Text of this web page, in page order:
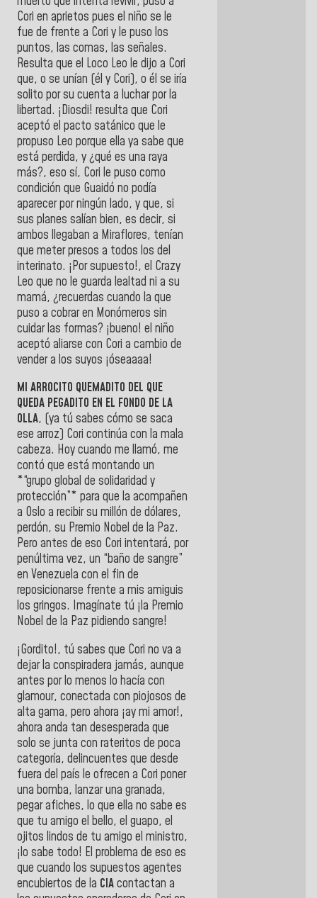
Cori en aprietos pues el niño se le
fue de frente a Cori y le puso los
puntos, las comas, las señales.
Resulta que el Loco Leo le dijo a Cori
que, o se unían (él y Cori), o él se iría
solito por su cuenta a luchar por la
libertad. ¡Diosdi! resulta que Cori
aceptó el pacto satánico que le
propuso Leo porque ella ya sabe que
está perdida, y ¿qué es una raya
más?, eso sí, Cori le puso como
condición que Guaidó no podía
aparecer por ningún lado, y que, si
sus planes salían bien, es decir, si
ambos llegaban a Miraflores, tenían
que meter presos a todos los del
interinato. ¡Por supuesto!, el Crazy
Leo que no le guarda lealtad ni a su
mamá, ¿recuerdas cuando la que
puso a cobrar en Monómeros sin
cuidar las formas? ¡bueno! el niño
aceptó aliarse con Cori a cambio de
vender a los suyos ¡óseaaaa!
MI ARROCITO QUEMADITO DEL QUE
QUEDA PEGADITO EN EL FONDO DE LA
OLLA, (ya tú sabes cómo se saca
ese arroz) Cori continúa con la mala
cabeza. Hoy cuando me llamó, me
contó que está montando un
*“grupo global de solidaridad y
protección”* para que la acompañen
a Oslo a recibir su millón de dólares,
perdón, su Premio Nobel de la Paz.
Pero antes de eso Cori intentará, por
penúltima vez, un “baño de sangre”
en Venezuela con el fin de
reposicionarse frente a mis amiguis
los gringos. Imagínate tú ¡la Premio
Nobel de la Paz pidiendo sangre!
¡Gordito!, tú sabes que Cori no va a
dejar la conspiradera jamás, aunque
antes por lo menos lo hacía con
glamour, conectada con piojosos de
alta gama, pero ahora ¡ay mi amor!,
ahora anda tan desesperada que
solo se junta con rateritos de poca
categoría, delincuentes que desde
fuera del país le ofrecen a Cori poner
una bomba, lanzar una granada,
pegar afiches, lo que ella no sabe es
que tu amigo el bello, el guapo, el
ojitos lindos de tu amigo el ministro,
¡lo sabe todo! El problema de eso es
que cuando los supuestos agentes
encubiertos de la CIAcontactan a